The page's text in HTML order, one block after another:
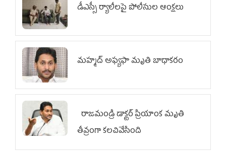
డీఎస్సీ ర్యాలీలపై పోలీసుల ఆంక్షలు
మహ్మద్‌ అఫ్యఫా మృతి బాధాకరం
రాజమండ్రి డాక్టర్‌ ప్రియాంక మృతి
తీవ్రంగా కలచివేసింది